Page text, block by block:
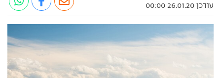
עודכן 26.01.20 00:00